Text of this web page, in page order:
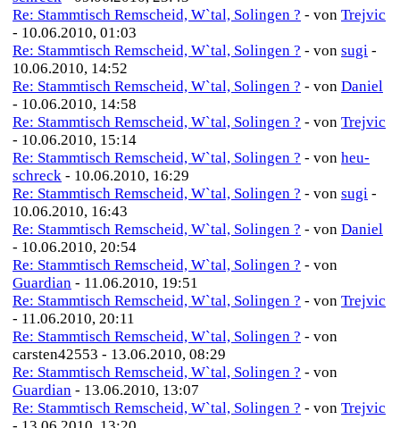
Re: Stammtisch Remscheid, W`tal, Solingen ? - von Trejvic
- 10.06.2010, 01:03
Re: Stammtisch Remscheid, W`tal, Solingen ? - von sugi -
10.06.2010, 14:52
Re: Stammtisch Remscheid, W`tal, Solingen ? - von Daniel
- 10.06.2010, 14:58
Re: Stammtisch Remscheid, W`tal, Solingen ? - von Trejvic
- 10.06.2010, 15:14
Re: Stammtisch Remscheid, W`tal, Solingen ? - von heu-
schreck - 10.06.2010, 16:29
Re: Stammtisch Remscheid, W`tal, Solingen ? - von sugi -
10.06.2010, 16:43
Re: Stammtisch Remscheid, W`tal, Solingen ? - von Daniel
- 10.06.2010, 20:54
Re: Stammtisch Remscheid, W`tal, Solingen ? - von
Guardian - 11.06.2010, 19:51
Re: Stammtisch Remscheid, W`tal, Solingen ? - von Trejvic
- 11.06.2010, 20:11
Re: Stammtisch Remscheid, W`tal, Solingen ? - von
carsten42553 - 13.06.2010, 08:29
Re: Stammtisch Remscheid, W`tal, Solingen ? - von
Guardian - 13.06.2010, 13:07
Re: Stammtisch Remscheid, W`tal, Solingen ? - von Trejvic